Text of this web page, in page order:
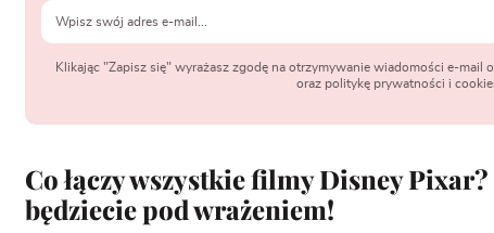
Klikając "Zapisz się" wyrażasz zgodę na otrzymywanie wiadomości e-mail
oraz politykę prywatności i
Co łączy wszystkie filmy Disney
będziecie pod wrażeniem!